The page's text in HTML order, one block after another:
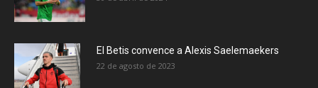
El Betis convence a Alexis Saelemaekers
22 de agosto de 2023